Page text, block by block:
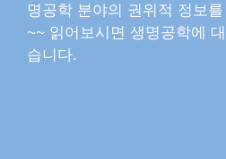
명공학 분야의 권위적 정보
~~ 읽어보시면 생명공학에
습니다.